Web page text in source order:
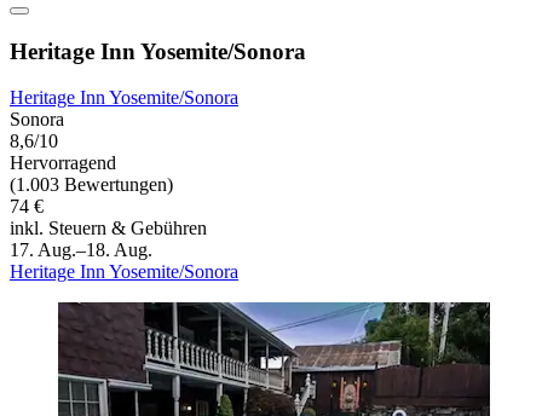
Heritage Inn Yosemite/Sonora
Heritage Inn Yosemite/Sonora
Sonora
8,6/10
Hervorragend
(1.003 Bewertungen)
74 €
inkl. Steuern & Gebühren
17. Aug.–18. Aug.
Heritage Inn Yosemite/Sonora